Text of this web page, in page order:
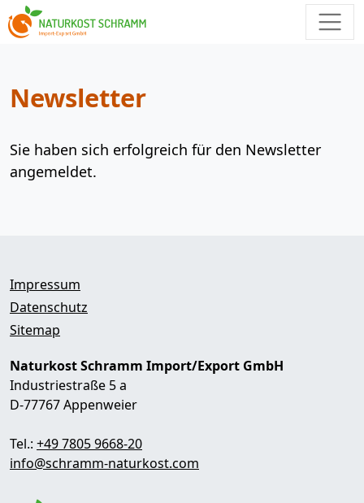
Newsletter
Sie haben sich erfolgreich für den Newsletter
angemeldet.
Impressum
Datenschutz
Sitemap
Naturkost Schramm Import/Export GmbH
Industriestraße 5 a
D-77767 Appenweier
Tel.: +49 7805 9668-20
info@schramm-naturkost.com